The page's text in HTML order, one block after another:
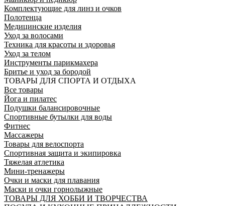
Комплектующие для линз и очков
Полотенца
Медицинские изделия
Уход за волосами
Техника для красоты и здоровья
Уход за телом
Инструменты парикмахера
Бритье и уход за бородой
ТОВАРЫ ДЛЯ СПОРТА И ОТДЫХА
Все товары
Йога и пилатес
Подушки балансировочные
Спортивные бутылки для воды
Фитнес
Массажеры
Товары для велоспорта
Спортивная защита и экипировка
Тяжелая атлетика
Мини-тренажеры
Очки и маски для плавания
Маски и очки горнолыжные
ТОВАРЫ ДЛЯ ХОББИ И ТВОРЧЕСТВА